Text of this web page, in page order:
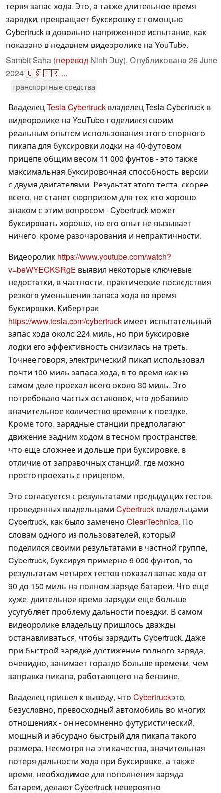
теряя запас хода. Это, а также длительное время
зарядки, превращает буксировку с помощью
Cybertruck в довольно напряженное испытание, как
показано в недавнем видеоролике на YouTube.
Sambit Saha (перевод Ninh Duy), Опубликовано 26 June
2024🇺🇸🇫🇷 ...
транспортные средства
ВладелецTesla Cybertruck владелец Tesla Cybertruck в
видеоролике на YouTube поделился своим
реальным опытом использования этого спорного
пикапа для буксировки лодки на 40-футовом
прицепе общим весом 11 000 фунтов - это также
максимальная буксировочная способность версии
с двумя двигателями. Результат этого теста, скорее
всего, не станет сюрпризом для тех, кто хорошо
знаком с этим вопросом - Cybertruck может
буксировать хорошо, но его опыт не вызывает
ничего, кроме разочарования и непрактичности.
Видеоролик https://www.youtube.com/watch?
v=beWYECKSRgE выявил некоторые ключевые
недостатки, в частности, практические последствия
резкого уменьшения запаса хода во время
буксировки. Кибертрак
https://www.tesla.com/cybertruck имеет испытательный
запас хода около 224 миль, но при буксировке
лодки его эффективность снизилась на треть.
Точнее говоря, электрический пикап использовал
почти 100 миль запаса хода, в то время как на
самом деле проехал всего около 30 миль. Это
потребовало частых остановок, что добавило
значительное количество времени к поездке.
Кроме того, зарядные станции предполагают
движение задним ходом в тесном пространстве,
что еще сложнее и дольше при буксировке, в
отличие от заправочных станций, где можно
просто проехать с прицепом.
Это согласуется с результатами предыдущих тестов,
проведенных владельцами Cybertruck владельцами
Cybertruck, как было замечено CleanTechnica. По
словам одного из пользователей, который
поделился своими результатами в частной группе,
Cybertruck, буксируя примерно 6 000 фунтов, по
результатам четырех тестов показал запас хода от
90 до 150 миль на полном заряде батареи. Что еще
хуже, длительное время зарядки еще больше
усугубляет проблему дальности поездки. В самом
видеоролике владельцу пришлось дважды
останавливаться, чтобы зарядить Cybertruck. Даже
при быстрой зарядке достижение полного заряда,
очевидно, занимает гораздо больше времени, чем
заправка пикапа, работающего на бензине.
Владелец пришел к выводу, что Cybertruckэто,
безусловно, превосходный автомобиль во многих
отношениях - он несомненно футуристический,
мощный и абсурдно быстрый для пикапа такого
размера. Несмотря на эти качества, значительная
потеря дальности хода при буксировке, а также
время, необходимое для пополнения заряда
батареи, делают Cybertruck невероятно